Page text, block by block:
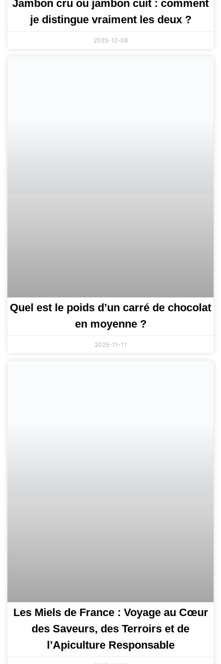
Jambon cru ou jambon cuit : comment
je distingue vraiment les deux ?
2025-12-08
Quel est le poids d’un carré de chocolat
en moyenne ?
2025-11-11
Les Miels de France : Voyage au Cœur
des Saveurs, des Terroirs et de
l’Apiculture Responsable